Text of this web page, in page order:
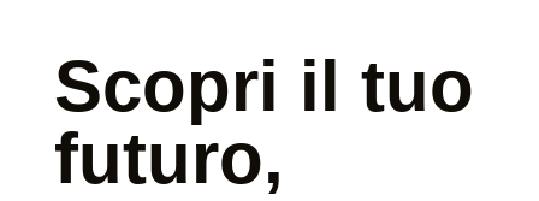
Scopri il tuo
futuro,